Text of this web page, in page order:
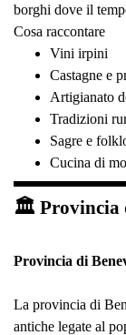
borghi dove il
Cosa raccontare
Vini irpini
Castagne e
Artigianato
Tradizioni
Sagre e
Cucina di
🏛 Provincia
Provincia di
La provincia di
antiche legate al